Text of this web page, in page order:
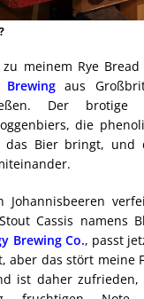
meinem Rye Bread
Brewing aus
Der brotige
die
das Bier bringt, und
Johannisbeeren
Cassis namens
Brewing Co., passt
aber das stört meine
ist daher zufrieden,